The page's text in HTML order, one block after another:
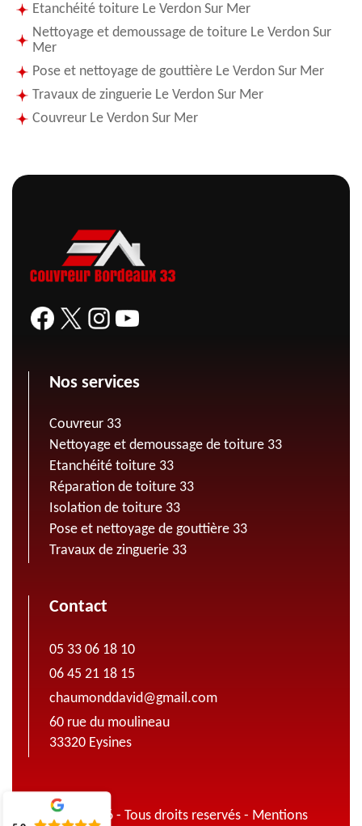
Etanchéité toiture Le Verdon Sur Mer
Nettoyage et demoussage de toiture Le Verdon Sur
Mer
Pose et nettoyage de gouttière Le Verdon Sur Mer
Travaux de zinguerie Le Verdon Sur Mer
Couvreur Le Verdon Sur Mer
Nos services
Couvreur 33
Nettoyage et demoussage de toiture 33
Etanchéité toiture 33
Réparation de toiture 33
Isolation de toiture 33
Pose et nettoyage de gouttière 33
Travaux de zinguerie 33
Contact
05 33 06 18 10
06 45 21 18 15
chaumonddavid@gmail.com
60 rue du moulineau
33320 Eysines
© 2022 - 2026 - Tous droits reservés - Mentions